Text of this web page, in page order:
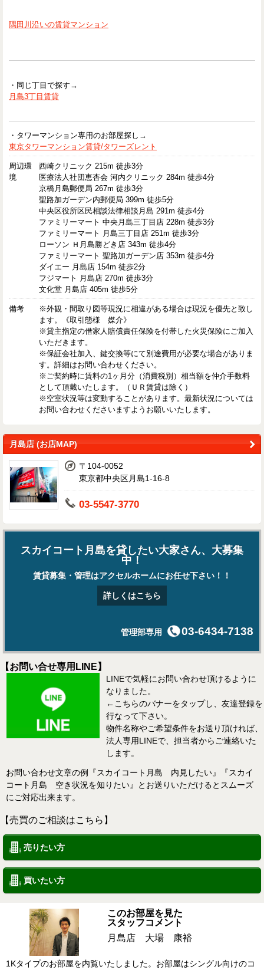
隅田川沿いの賃貸マンション
・同じ丁目で探す→
月島3丁目賃貸
・タワーマンション専用のお部屋探し→
東京タワーマンション賃貸/タワーズレント
周辺環
境
西崎クリニック 215m 徒歩3分
医療法人社団恵杏会 河内クリニック 284m 徒歩4分
京橋月島郵便局 267m 徒歩3分
聖路加ガーデン内郵便局 399m 徒歩5分
中央区役所区民相談法律相談月島 291m 徒歩4分
ファミリーマート 中央月島三丁目店 228m 徒歩3分
ファミリーマート 月島三丁目店 251m 徒歩3分
ローソン Ｈ月島勝どき店 343m 徒歩4分
ファミリーマート 聖路加ガーデン店 353m 徒歩4分
ダイエー 月島店 154m 徒歩2分
フジマート 月島店 270m 徒歩3分
文化堂 月島店 405m 徒歩5分
備考
※外観・間取り図等現況に相違がある場合は現況を優先と致し
ます。《取引態様 媒介》
※貸主指定の借家人賠償責任保険を付帯した火災保険にご加入
いただきます。
※保証会社加入、鍵交換等にて別途費用が必要な場合がありま
す。詳細はお問い合わせください。
※ご契約時に賃料の1ヶ月分（消費税別）相当額を仲介手数料
として頂戴いたします。（ＵＲ賃貸は除く）
※空室状況等は変動することがあります。最新状況については
お問い合わせくださいますようお願いいたします。
月島店 (お店MAP)
〒104-0052
東京都中央区月島1-16-8
03-5547-3770
スカイコート月島を貸したい大家さん、大募集
中！
賃貸募集・管理はアクセルホームにお任せ下さい！！
詳しくはこちら
管理部専用 03-6434-7138
【お問い合せ専用LINE】
LINEで気軽にお問い合わせ頂けるように
なりました。
←こちらのバナーをタップし、友達登録を
行なって下さい。
物件名称やご希望条件をお送り頂ければ、
法人専用LINEで、担当者からご連絡いた
します。
お問い合わせ文章の例『スカイコート月島 内見したい』『スカイ
コート月島 空き状況を知りたい』とお送りいただけるとスムーズ
にご対応出来ます。
【売買のご相談はこちら】
売りたい方
買いたい方
このお部屋を見た
スタッフコメント
月島店 大場 康裕
1Kタイプのお部屋を内覧いたしました。お部屋はシングル向けのコ